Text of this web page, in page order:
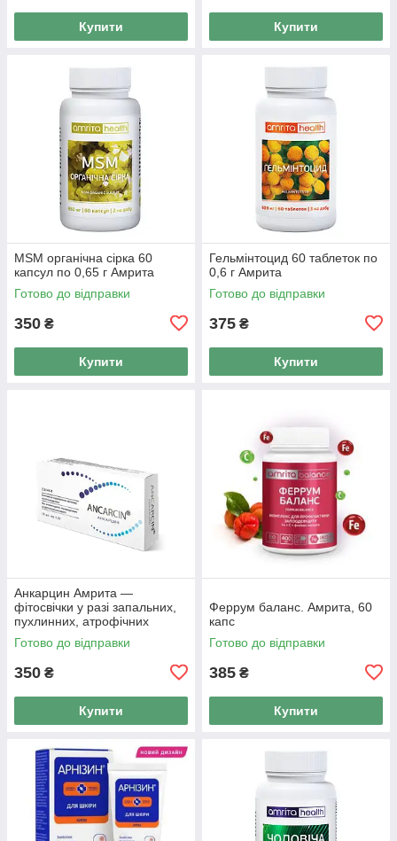
Купити Купити
MSM органічна сірка 60
капсул по 0,65 г Амрита
Готово до відправки
350 ₴
Купити
Гельмінтоцид 60 таблеток по
0,6 г Амрита
Готово до відправки
375 ₴
Купити
Анкарцин Амрита —
фітосвічки у разі запальних,
пухлинних, атрофічних
процесів 10 шт.
Готово до відправки
350 ₴
Купити
Феррум баланс. Амрита, 60
капс
Готово до відправки
385 ₴
Купити